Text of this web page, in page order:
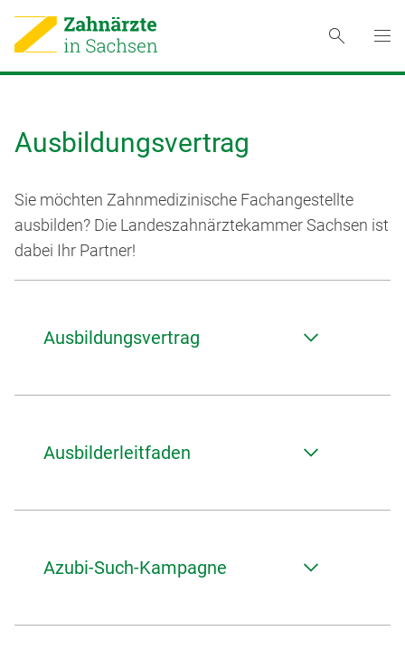
Ausbildungsvertrag
Sie möchten Zahnmedizinische Fachangestellte
ausbilden? Die Landeszahnä­rztekammer Sachsen ist
dabei Ihr Partner!
Ausbildungsvertrag
Ausbilderleitfaden
Azubi-Such-Kampagne